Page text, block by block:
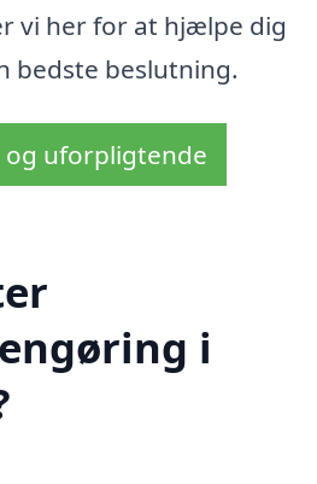
vi her for at hjælpe dig
bedste beslutning.
og uforpligtende
i